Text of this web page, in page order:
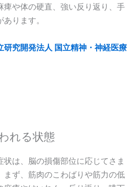
痺や体の硬直、強い反り返り、手
ります。
研究開発法人 国立精神・神経医療
れる状態
は、脳の損傷部位に応じてさま
まず、筋肉のこわばりや筋力の低